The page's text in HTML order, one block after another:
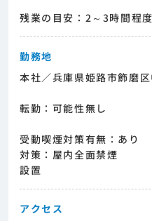
残業の目安：2～3時間程
勤務地
本社／兵庫県姫路市飾磨
転勤：可能性無し
受動喫煙対策有無：あり
対策：屋内全面禁煙
設置
アクセス